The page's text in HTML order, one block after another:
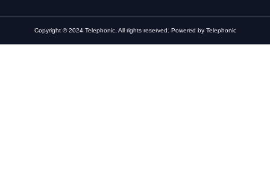
Copyright © 2024 Telephonic, All rights reserved. Powered by Telephonic